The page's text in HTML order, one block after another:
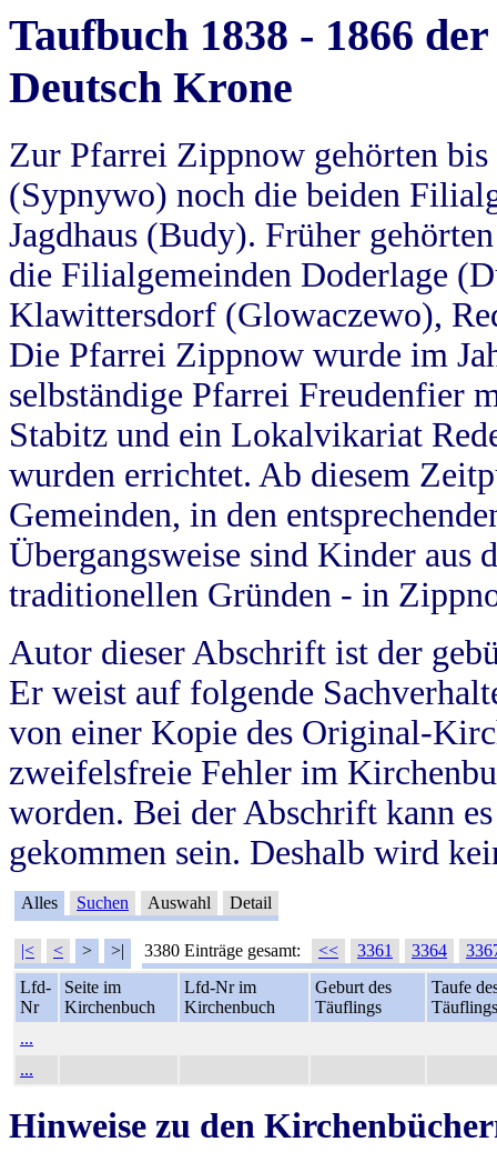
Taufbuch 1838 - 1866
Deutsch Krone
Zur Pfarrei Zippnow gehörten
(Sypnywo) noch die beiden
Jagdhaus (Budy). Früher
die Filialgemeinden Doderlage
Klawittersdorf (Glowaczewo),
Die Pfarrei Zippnow wurde im
selbständige Pfarrei Freudenfier
Stabitz und ein Lokalvikariat
wurden errichtet. Ab diesem
Gemeinden, in den
Übergangsweise sind Kinder aus
traditionellen Gründen - in
Autor dieser Abschrift ist der
Er weist auf folgende
von einer Kopie des Original-
zweifelsfreie Fehler im
worden. Bei der Abschrift kann
gekommen sein. Deshalb wird
Alles Suchen Auswahl Detail
|< < > >| 3380 Einträge gesamt: << 3361 3364
Lfd-
Nr
Seite im
Kirchenbuch
Lfd-Nr im
Kirchenbuch
Geburt des
Täuflings
Taufe
Täuflings
...
...
Hinweise zu den